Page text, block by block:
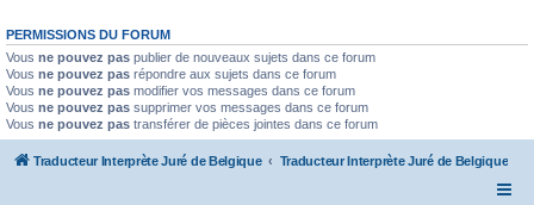
PERMISSIONS DU FORUM
Vous ne pouvez pas publier de nouveaux sujets dans ce forum
Vous ne pouvez pas répondre aux sujets dans ce forum
Vous ne pouvez pas modifier vos messages dans ce forum
Vous ne pouvez pas supprimer vos messages dans ce forum
Vous ne pouvez pas transférer de pièces jointes dans ce forum
Traducteur Interprète Juré de Belgique Traducteur Interprète Juré de Belgique